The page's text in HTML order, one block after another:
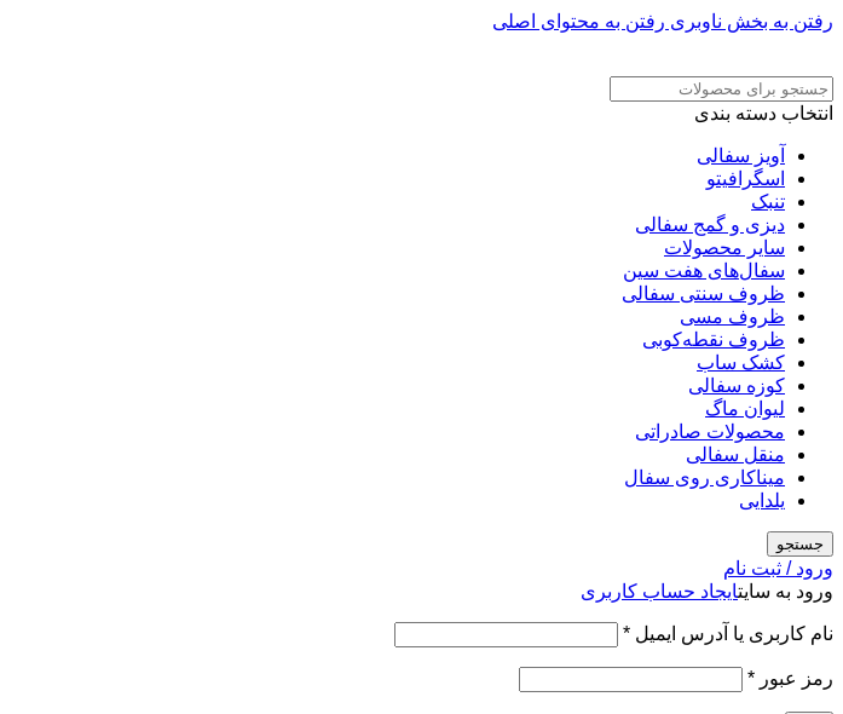
رفتن به بخش ناوبری رفتن به محتوای اصلی
انتخاب دسته بندی
آویز سفالی
اسگرافیتو
تنبک
دیزی و گمج سفالی
سایر محصولات
سفال‌های هفت‌ سین
ظروف سنتی سفالی
ظروف مسی
ظروف نقطه‌کوبی
کشک ساب
کوزه سفالی
لیوان ماگ
محصولات صادراتی
منقل سفالی
میناکاری روی سفال
یلدایی
جستجو
ورود / ثبت نام
ورود به سایتایجاد حساب کاربری
نام کاربری یا آدرس ایمیل *الزامی
رمز عبور *الزامی